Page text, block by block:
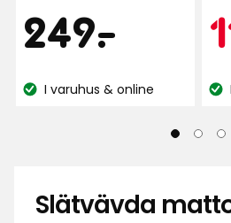
5
stjärnor
på
Pris
249-
.
kr
Lagersaldo:
I varuhus & online
5
på
Slätvävda